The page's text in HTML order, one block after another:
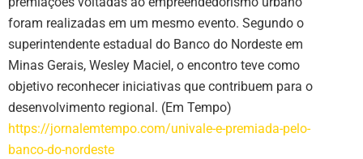
foram realizadas em um mesmo evento. Segundo o
superintendente estadual do Banco do Nordeste em
Minas Gerais, Wesley Maciel, o encontro teve como
objetivo reconhecer iniciativas que contribuem para o
desenvolvimento regional. (Em Tempo)
https://jornalemtempo.com/univale-e-premiada-pelo-
banco-do-nordeste